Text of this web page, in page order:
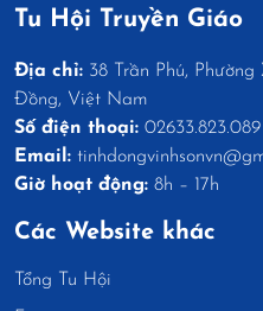
Tu Hội Truyền Giáo
Địa chỉ: 38 Trần Phú,
Đồng, Việt Nam
Số điện thoại: 02633.823.089
Email:
Giờ hoạt động: 8h – 17h
Các Website khác
Tổng Tu Hội